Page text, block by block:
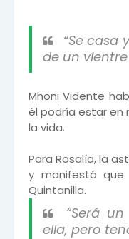
“Se casa
de un
Mhoni Vidente
él podría estar en
la vida.
Para Rosalía, la
y manifestó
Quintanilla.
“Será
ella, pero